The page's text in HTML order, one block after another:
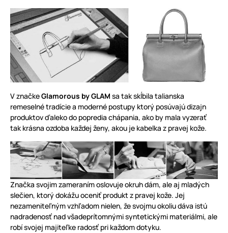
V značkeGlamorous by GLAM sa tak skĺbila talianska
remeselné tradície a moderné postupy ktorý posúvajú dizajn
produktov ďaleko do popredia chápania, ako by mala vyzerať
tak krásna ozdoba každej ženy, akou je kabelka z pravej kože.
Značka svojim zameraním oslovuje okruh dám, ale aj mladých
slečien, ktorý dokážu oceniť produkt z pravej kože. Jej
nezameniteľným vzhľadom nielen, že svojmu okoliu dáva istú
nadradenosť nad všadeprítomnými syntetickými materiálmi, ale
robí svojej majiteľke radosť pri každom dotyku.